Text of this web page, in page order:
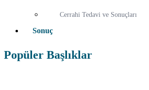
Cerrahi Tedavi ve Sonuçları
Sonuç
Popüler Başlıklar